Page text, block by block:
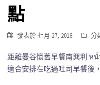
點
發表於七月 27, 2018 分
距離曼谷懷舊早餐南興利 หน่
適合安排在吃過吐司早餐後